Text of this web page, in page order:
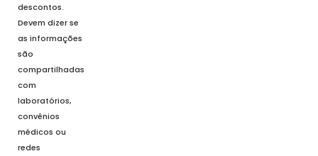
descontos.
Devem dizer se
as informações
são
compartilhadas
com
laboratórios,
convênios
médicos ou
redes